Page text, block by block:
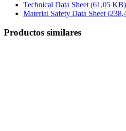
Technical Data Sheet (61,05 KB)
Material Safety Data Sheet
Productos similares